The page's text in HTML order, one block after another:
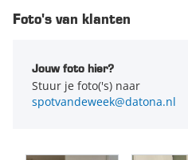
Foto's van klanten
Jouw foto hier?
Stuur je foto('s) naar
spotvandeweek@datona.nl